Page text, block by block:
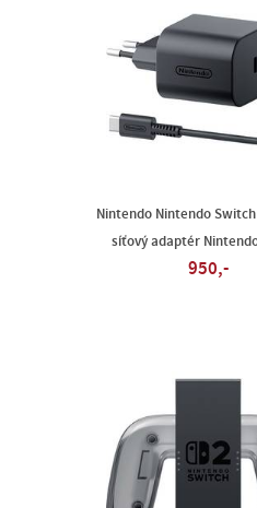
Nintendo Nintendo
síťový adaptér
950,-